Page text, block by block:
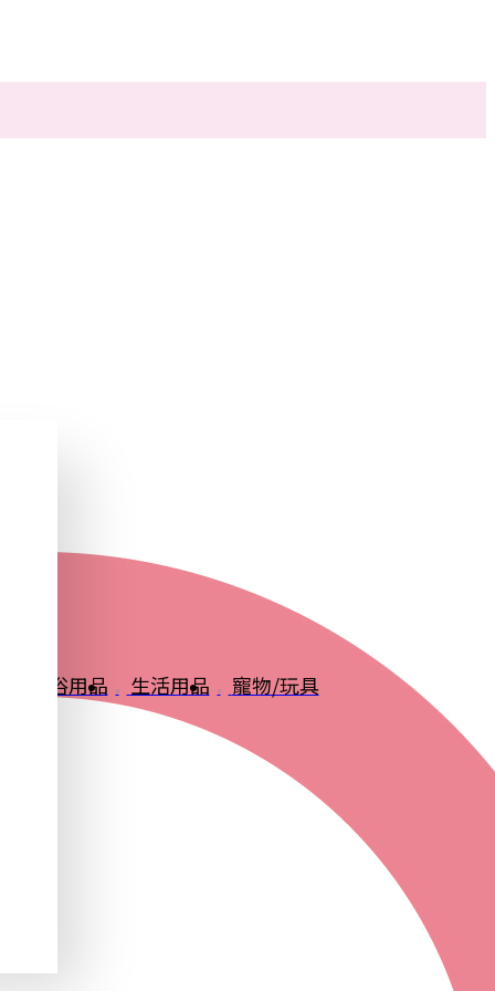
衛浴用品 生活用品 寵物/玩具